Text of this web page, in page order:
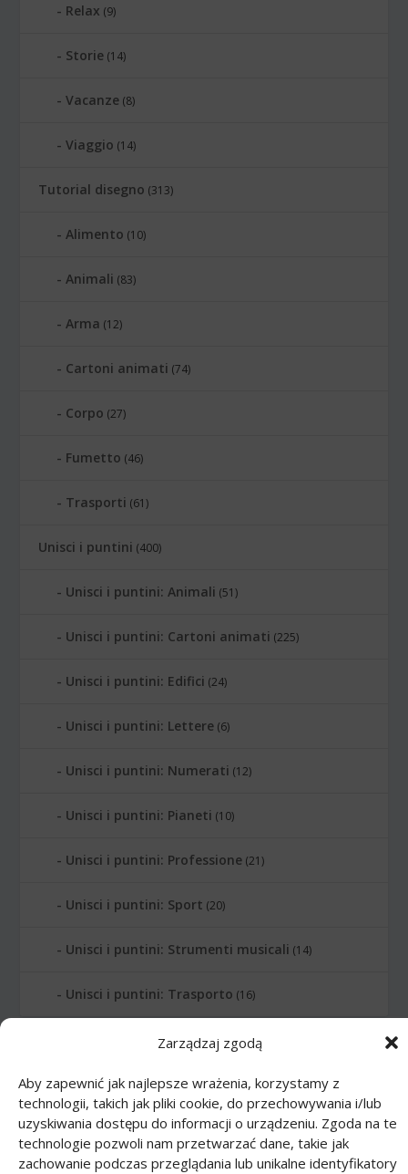
Zarządzaj zgodą
Aby zapewnić jak najlepsze wrażenia, korzystamy z
technologii, takich jak pliki cookie, do przechowywania i/lub
uzyskiwania dostępu do informacji o urządzeniu. Zgoda na te
technologie pozwoli nam przetwarzać dane, takie jak
zachowanie podczas przeglądania lub unikalne identyfikatory
Relax (9)
Storie (14)
Vacanze (8)
Viaggio (14)
Tutorial disegno (313)
Alimento (10)
Animali (83)
Arma (12)
Cartoni animati (74)
Corpo (27)
Fumetto (46)
Trasporti (61)
Unisci i puntini (400)
Unisci i puntini: Animali (51)
Unisci i puntini: Cartoni animati (225)
Unisci i puntini: Edifici (24)
Unisci i puntini: Lettere (6)
Unisci i puntini: Numerati (12)
Unisci i puntini: Pianeti (10)
Unisci i puntini: Professione (21)
Unisci i puntini: Sport (20)
Unisci i puntini: Strumenti musicali (14)
Unisci i puntini: Trasporto (16)
Privacy policy PL|
policy EN|Privacy policy DE |Privacy policy
FR|Privacy policy ES|Privacy policy IT|
Contact us